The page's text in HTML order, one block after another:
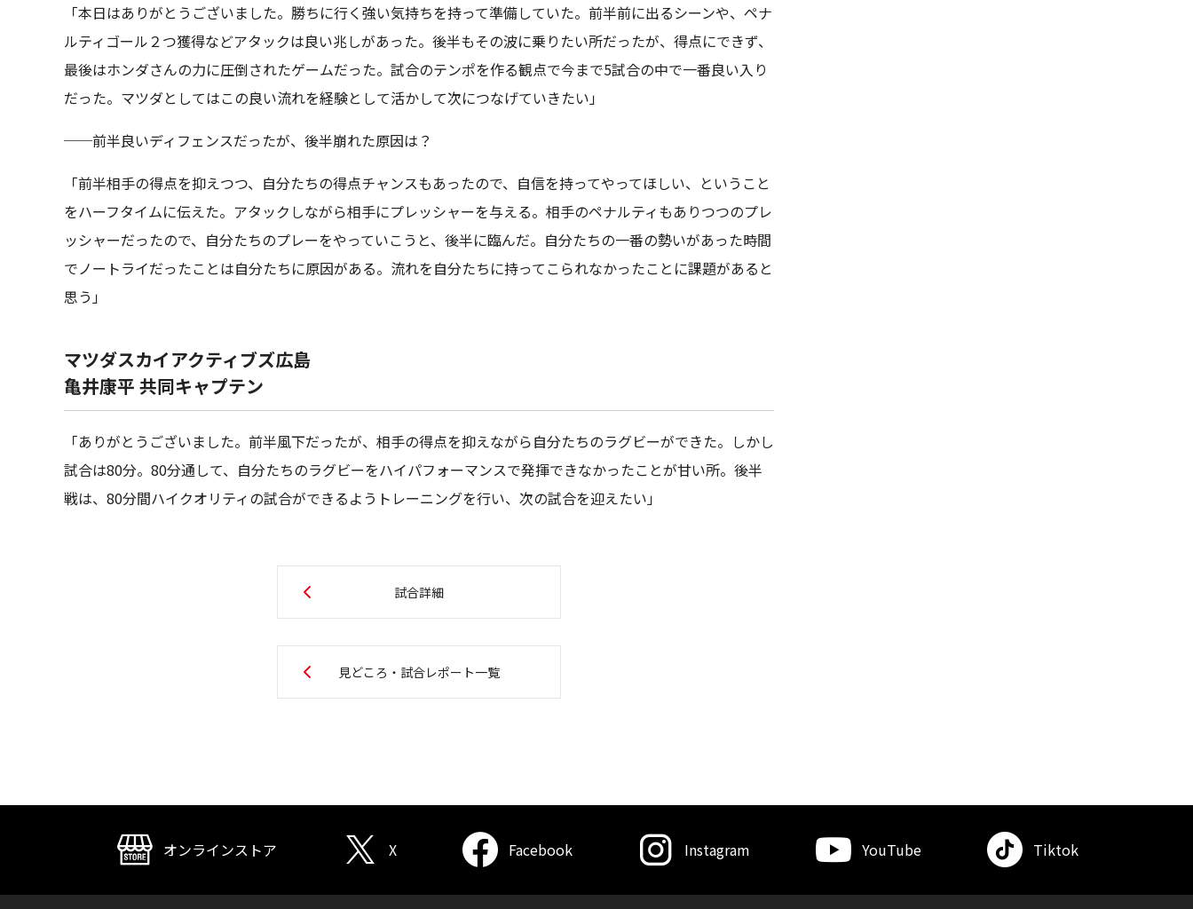
「本日はありがとうございました。勝ちに行く強い気持ちを持って準備していた。前半前に出るシーンや、ペナ
ルティゴール２つ獲得などアタックは良い兆しがあった。後半もその波に乗りたい所だったが、得点にできず、
最後はホンダさんの力に圧倒されたゲームだった。試合のテンポを作る観点で今まで5試合の中で一番良い入り
だった。マツダとしてはこの良い流れを経験として活かして次につなげていきたい」
──前半良いディフェンスだったが、後半崩れた原因は？
「前半相手の得点を抑えつつ、自分たちの得点チャンスもあったので、自信を持ってやってほしい、ということ
をハーフタイムに伝えた。アタックしながら相手にプレッシャーを与える。相手のペナルティもありつつのプレ
ッシャーだったので、自分たちのプレーをやっていこうと、後半に臨んだ。自分たちの一番の勢いがあった時間
でノートライだったことは自分たちに原因がある。流れを自分たちに持ってこられなかったことに課題があると
思う」
マツダスカイアクティブズ広島
亀井康平 共同キャプテン
「ありがとうございました。前半風下だったが、相手の得点を抑えながら自分たちのラグビーができた。しかし
試合は80分。80分通して、自分たちのラグビーをハイパフォーマンスで発揮できなかったことが甘い所。後半
戦は、80分間ハイクオリティの試合ができるようトレーニングを行い、次の試合を迎えたい」
試合詳細
見どころ・試合レポート一覧
オンラインストア X Facebook Instagram YouTube Tiktok